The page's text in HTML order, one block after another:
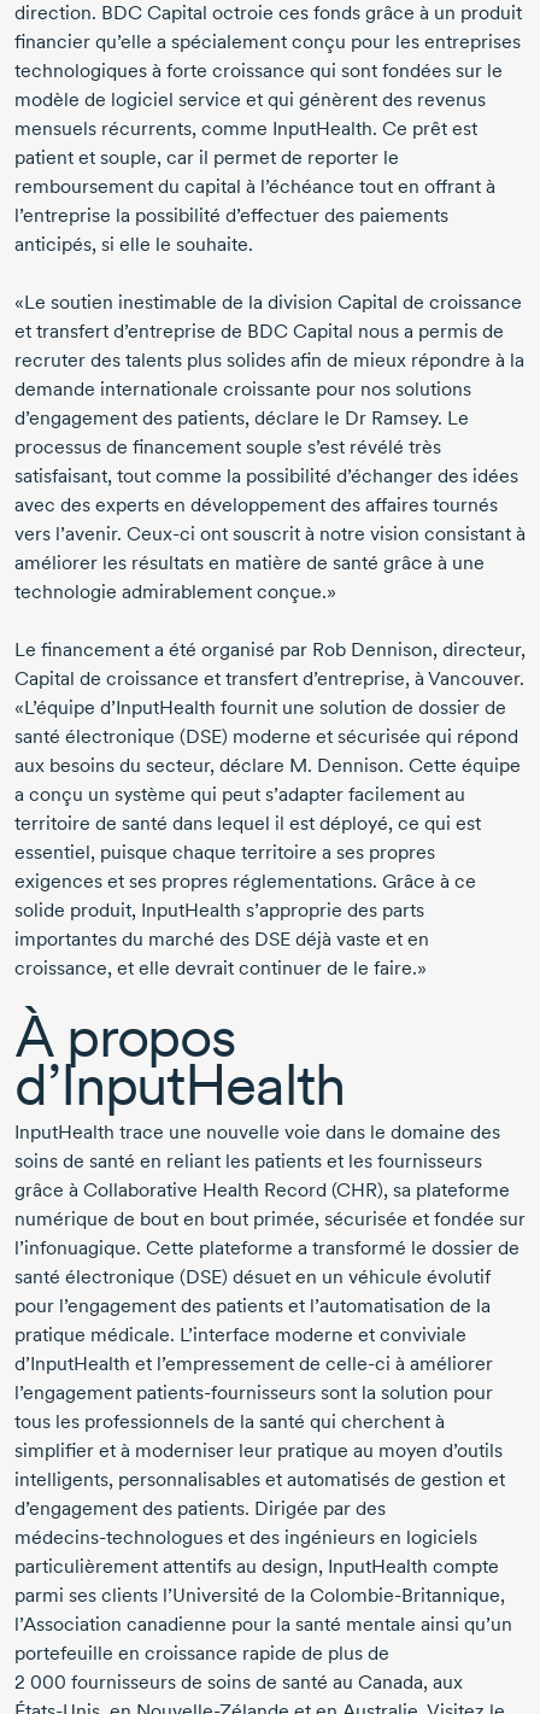
direction. BDC Capital octroie ces fonds grâce à un produit
financier qu’elle a spécialement conçu pour les entreprises
technologiques à forte croissance qui sont fondées sur le
modèle de logiciel service et qui génèrent des revenus
mensuels récurrents, comme InputHealth. Ce prêt est
patient et souple, car il permet de reporter le
remboursement du capital à l’échéance tout en offrant à
l’entreprise la possibilité d’effectuer des paiements
anticipés, si elle le souhaite.
«Le soutien inestimable de la division Capital de croissance
et transfert d’entreprise de BDC Capital nous a permis de
recruter des talents plus solides afin de mieux répondre à la
demande internationale croissante pour nos solutions
d’engagement des patients, déclare le Dr Ramsey. Le
processus de financement souple s’est révélé très
satisfaisant, tout comme la possibilité d’échanger des idées
avec des experts en développement des affaires tournés
vers l’avenir. Ceux-ci ont souscrit à notre vision consistant à
améliorer les résultats en matière de santé grâce à une
technologie admirablement conçue.»
Le financement a été organisé par Rob Dennison, directeur,
Capital de croissance et transfert d’entreprise, à Vancouver.
«L’équipe d’InputHealth fournit une solution de dossier de
santé électronique (DSE) moderne et sécurisée qui répond
aux besoins du secteur, déclare M. Dennison. Cette équipe
a conçu un système qui peut s’adapter facilement au
territoire de santé dans lequel il est déployé, ce qui est
essentiel, puisque chaque territoire a ses propres
exigences et ses propres réglementations. Grâce à ce
solide produit, InputHealth s’approprie des parts
importantes du marché des DSE déjà vaste et en
croissance, et elle devrait continuer de le faire.»
À propos
d’InputHealth
InputHealth trace une nouvelle voie dans le domaine des
soins de santé en reliant les patients et les fournisseurs
grâce à Collaborative Health Record (CHR), sa plateforme
numérique de bout en bout primée, sécurisée et fondée sur
l’infonuagique. Cette plateforme a transformé le dossier de
santé électronique (DSE) désuet en un véhicule évolutif
pour l’engagement des patients et l’automatisation de la
pratique médicale. L’interface moderne et conviviale
d’InputHealth et l’empressement de celle-ci à améliorer
l’engagement patients-fournisseurs sont la solution pour
tous les professionnels de la santé qui cherchent à
simplifier et à moderniser leur pratique au moyen d’outils
intelligents, personnalisables et automatisés de gestion et
d’engagement des patients. Dirigée par des
médecins-technologues et des ingénieurs en logiciels
particulièrement attentifs au design, InputHealth compte
parmi ses clients l’Université de la Colombie-Britannique,
l’Association canadienne pour la santé mentale ainsi qu’un
portefeuille en croissance rapide de plus de
2 000 fournisseurs de soins de santé au Canada, aux